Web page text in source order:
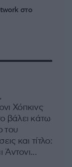
στο
Χόπκινς
βάλει κάτω
του
και τίτλο:
Άντονι...